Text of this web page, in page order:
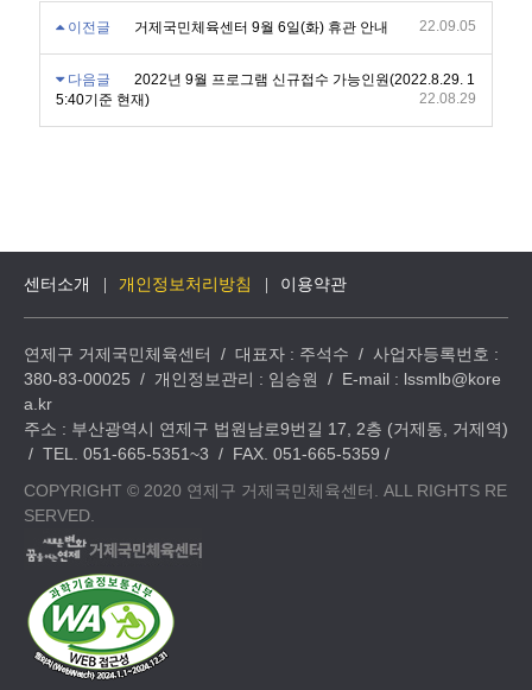
이전글 거제국민체육센터 9월 6일(화) 휴관 안내 22.09.05
다음글
2022년 9월 프로그램 신규접수 가능인원(2022.8.29. 1
5:40기준 현재)
22.08.29
센터소개 개인정보처리방침 이용약관
연제구 거제국민체육센터 / 대표자 : 주석수 / 사업자등록번호 :
380-83-00025 / 개인정보관리 : 임승원 / E-mail : lssmlb@kore
a.kr
주소 : 부산광역시 연제구 법원남로9번길 17, 2층 (거제동, 거제역)
/ TEL. 051-665-5351~3 / FAX. 051-665-5359 /
COPYRIGHT © 2020 연제구 거제국민체육센터. ALL RIGHTS RE
SERVED.